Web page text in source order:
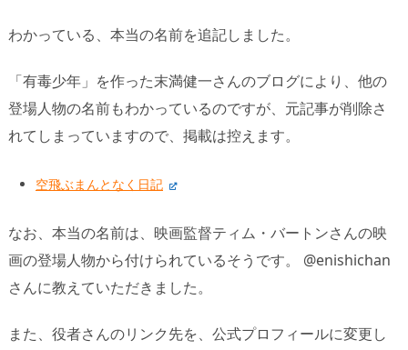
わかっている、本当の名前を追記しました。
「有毒少年」を作った末満健一さんのブログにより、他の
登場人物の名前もわかっているのですが、元記事が削除さ
れてしまっていますので、掲載は控えます。
空飛ぶまんとなく日記
なお、本当の名前は、映画監督ティム・バートンさんの映
画の登場人物から付けられているそうです。 @enishichan
さんに教えていただきました。
また、役者さんのリンク先を、公式プロフィールに変更し